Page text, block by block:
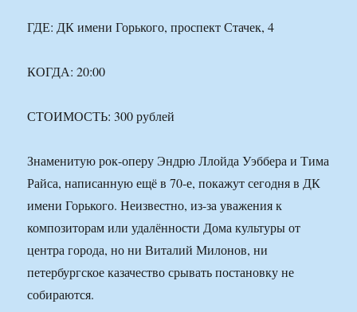
ГДЕ: ДК имени Горького, проспект Стачек, 4
КОГДА: 20:00
СТОИМОСТЬ: 300 рублей
Знаменитую рок-оперу Эндрю Ллойда Уэббера и Тима
Райса, написанную ещё в 70-е, покажут сегодня в ДК
имени Горького. Неизвестно, из-за уважения к
композиторам или удалённости Дома культуры от
центра города, но ни Виталий Милонов, ни
петербургское казачество срывать постановку не
собираются.